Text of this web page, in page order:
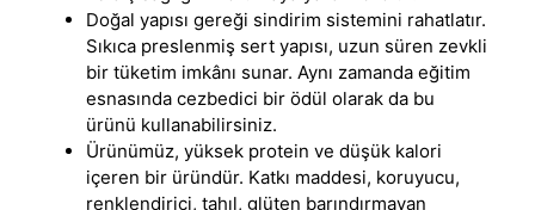
Doğal yapısı gereği sindirim sistemini rahatlatır.
Sıkıca preslenmiş sert yapısı, uzun süren zevkli
bir tüketim imkânı sunar. Aynı zamanda eğitim
esnasında cezbedici bir ödül olarak da bu
ürünü kullanabilirsiniz.
Ürünümüz, yüksek protein ve düşük kalori
içeren bir üründür. Katkı maddesi, koruyucu,
renklendirici, tahıl, glüten barındırmayan